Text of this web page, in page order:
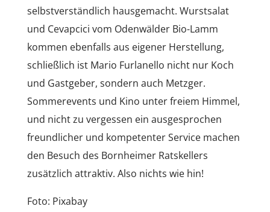
selbstverständlich hausgemacht. Wurstsalat
und Cevapcici vom Odenwälder Bio-Lamm
kommen ebenfalls aus eigener Herstellung,
schließlich ist Mario Furlanello nicht nur Koch
und Gastgeber, sondern auch Metzger.
Sommerevents und Kino unter freiem Himmel,
und nicht zu vergessen ein ausgesprochen
freundlicher und kompetenter Service machen
den Besuch des Bornheimer Ratskellers
zusätzlich attraktiv. Also nichts wie hin!
Foto: Pixabay